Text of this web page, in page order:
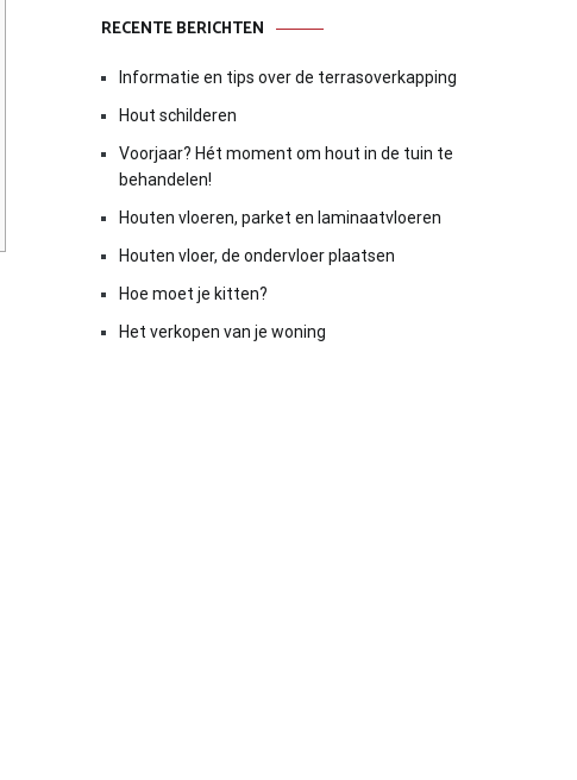
RECENTE BERICHTEN
Informatie en tips over de terrasoverkapping
Hout schilderen
Voorjaar? Hét moment om hout in de tuin te
behandelen!
Houten vloeren, parket en laminaatvloeren
Houten vloer, de ondervloer plaatsen
Hoe moet je kitten?
Het verkopen van je woning